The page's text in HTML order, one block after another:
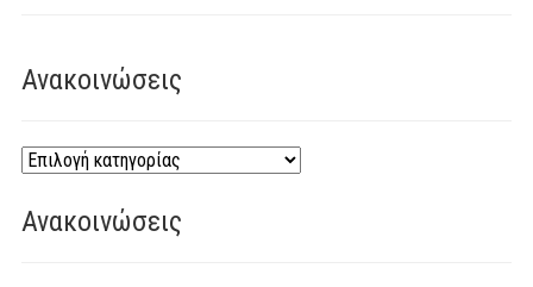
Ανακοινώσεις
Ανακοινώσεις